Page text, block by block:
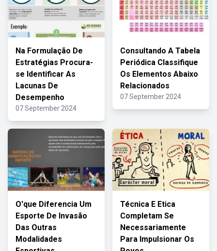
Na Formulação De
Estratégias Procura-
se Identificar As
Lacunas De
Desempenho
07 September 2024
Consultando A Tabela
Periódica Classifique
Os Elementos Abaixo
Relacionados
07 September 2024
O'que Diferencia Um
Esporte De Invasão
Das Outras
Modalidades
Técnica E Etica
Completam Se
Necessariamente
Para Impulsionar Os